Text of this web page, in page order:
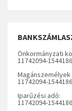
Önkormányzati
11742094-
11742094-
Iparűzési adó:
11742094-